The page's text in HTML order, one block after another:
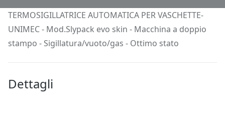
TERMOSIGILLATRICE AUTOMATICA PER VASCHETTE-
UNIMEC - Mod.Slypack evo skin - Macchina a doppio
stampo - Sigillatura/vuoto/gas - Ottimo stato
Dettagli